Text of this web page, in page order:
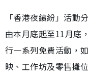
「香港夜繽紛」活動
由本月底起至11月底
行一系列免費活動，
映、工作坊及零售攤